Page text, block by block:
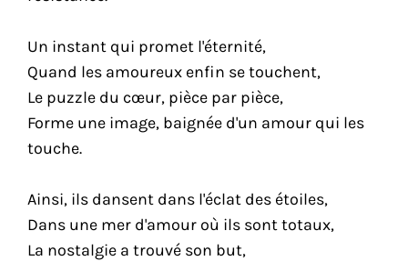
Un instant qui promet l'éternité,
Quand les amoureux enfin se touchent,
Le puzzle du cœur, pièce par pièce,
Forme une image, baignée d'un amour qui les
touche.
Ainsi, ils dansent dans l'éclat des étoiles,
Dans une mer d'amour où ils sont totaux,
La nostalgie a trouvé son but,